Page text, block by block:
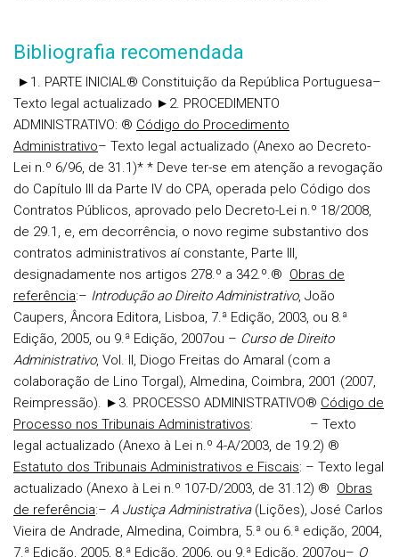
Bibliografia recomendada
►1 . PARTE INICIAL® Constituição da República Portuguesa–
Texto legal actualizado ►2. PROCEDIMENTO
ADMINISTRATIVO: ® Código do Procedimento
Administrativo– Texto legal actualizado (Anexo ao Decreto-
Lei n.º 6/96, de 31.1)* * Deve ter-se em atenção a revogação
do Capítulo III da Parte IV do CPA, operada pelo Código dos
Contratos Públicos, aprovado pelo Decreto-Lei n.º 18/2008,
de 29.1, e, em decorrência, o novo regime substantivo dos
contratos administrativos aí constante, Parte III,
designadamente nos artigos 278.º a 342.º.® Obras de
referência:– Introdução ao Direito Administrativo, João
Caupers, Âncora Editora, Lisboa, 7.ª Edição, 2003, ou 8.ª
Edição, 2005, ou 9.ª Edição, 2007ou – Curso de Direito
Administrativo, Vol. II, Diogo Freitas do Amaral (com a
colaboração de Lino Torgal), Almedina, Coimbra, 2001 (2007,
Reimpressão). ►3. PROCESSO ADMINISTRATIVO® Código de
Processo nos Tribunais Administrativos: – Texto
legal actualizado (Anexo à Lei n.º 4-A/2003, de 19.2) ®
Estatuto dos Tribunais Administrativos e Fiscais: – Texto legal
actualizado (Anexo à Lei n.º 107-D/2003, de 31.12) ® Obras
de referência:– A Justiça Administrativa(Lições), José Carlos
Vieira de Andrade, Almedina, Coimbra, 5.ª ou 6.ª edição, 2004,
7.ª Edição, 2005, 8.ª Edição, 2006, ou 9.ª Edição, 2007ou– O